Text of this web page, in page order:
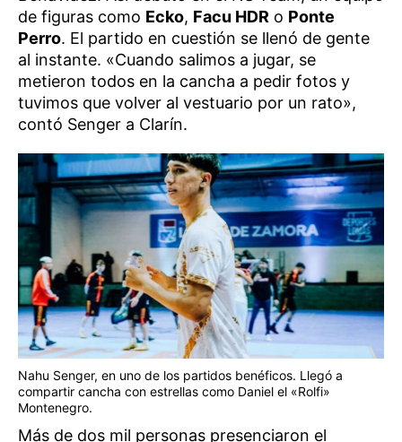
de figuras como Ecko, Facu HDR o Ponte
Perro. El partido en cuestión se llenó de gente
al instante. «Cuando salimos a jugar, se
metieron todos en la cancha a pedir fotos y
tuvimos que volver al vestuario por un rato»,
contó Senger a Clarín.
Nahu Senger, en uno de los partidos benéficos. Llegó a
compartir cancha con estrellas como Daniel el «Rolfi»
Montenegro.
Más de dos mil personas presenciaron el